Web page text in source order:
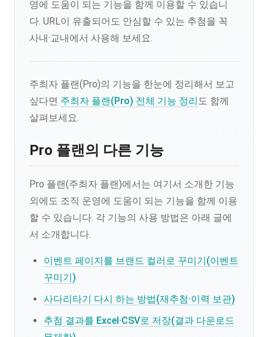
영에 도움이 되는 기능을 함께 이용할 수 있습니
다. URL이 유출되어도 안심할 수 있는 추첨을 꼭
사내·교내에서 사용해 보세요.
주최자 플랜(Pro)의 기능을 한눈에 정리해서 보고
싶다면 주최자 플랜(Pro) 전체 기능 정리도 함께
살펴보세요.
Pro 플랜의 다른 기능
Pro 플랜(주최자 플랜)에서는 여기서 소개한 기능
외에도 조직 운영에 도움이 되는 기능을 함께 이용
할 수 있습니다. 각 기능의 사용 방법은 아래 글에
서 소개합니다.
이벤트 페이지를 브랜드 컬러로 꾸미기(이벤트
꾸미기)
사다리타기 다시 하는 방법(재추첨·이력 보관)
추첨 결과를 Excel·CSV로 저장(결과 다운로드